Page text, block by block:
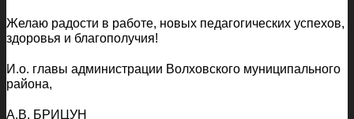
Желаю радости в работе, новых педагогических успехов,
здоровья и благополучия!
И.о. главы администрации Волховского муниципального
района,
А.В. БРИЦУН